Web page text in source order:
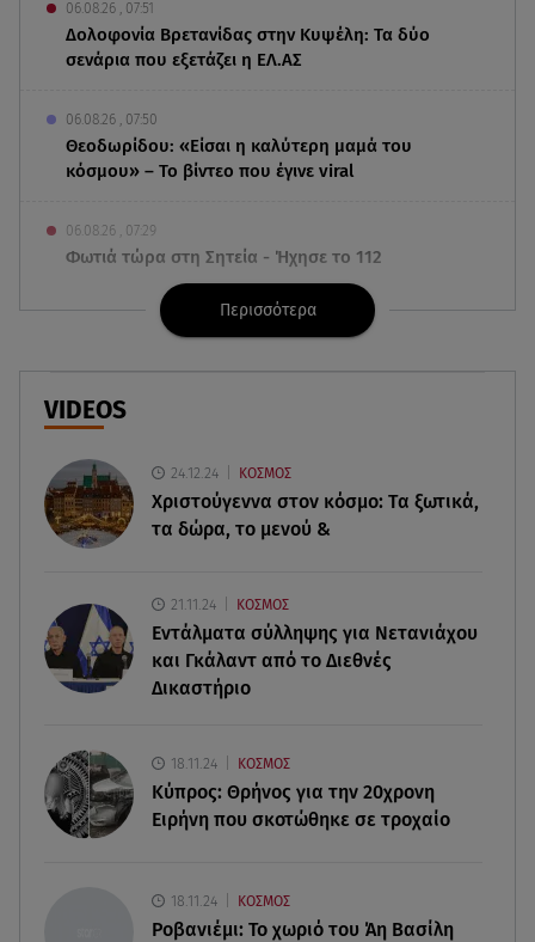
06.08.26 , 07:51
Δολοφονία Βρετανίδας στην Κυψέλη: Τα δύο
σενάρια που εξετάζει η ΕΛ.ΑΣ
06.08.26 , 07:50
Θεοδωρίδου: «Είσαι η καλύτερη μαμά του
κόσμου» – Το βίντεο που έγινε viral
06.08.26 , 07:29
Φωτιά τώρα στη Σητεία - Ήχησε το 112
06.08.26 , 03:00
Εορτολόγιο: Ποιοι γιορτάζουν στις 6 Αυγούστου
05.08.26 , 23:39
Άριελ Κωνσταντινίδη: «Αντιμετωπίζουν τον
Γιάννη Παπαμιχαήλ ως "Γιαννάκη"»
05.08.26 , 23:20
Η Μέγκαν Μαρκλ έγινε 45! Ο ξέφρενος χορός με
05.08.26 , 23:00
Σίσσυ Χρηστίδου: Πιο όμορφη και λαμπερή κι
από το ηλιοβασίλεμα στα Χανιά!
Μακελειό σε σπίτι στη Βόρεια Καρολίνα: Νεκρά
τρία μέλη οικογένειας
την καλύτερη παρέα!
Περισσότερα
VIDEOS
24.12.24 ΚΟΣΜΟΣ
Χριστούγεννα στον κόσμο: Tα ξωτικά,
τα δώρα, το μενού &
21.11.24 ΚΟΣΜΟΣ
Εντάλματα σύλληψης για Νετανιάχου
και Γκάλαντ από το Διεθνές
Δικαστήριο
18.11.24 ΚΟΣΜΟΣ
Κύπρος: Θρήνος για την 20χρονη
Ειρήνη που σκοτώθηκε σε τροχαίο
18.11.24 ΚΟΣΜΟΣ
Ροβανιέμι: Το χωριό του Άη Βασίλη